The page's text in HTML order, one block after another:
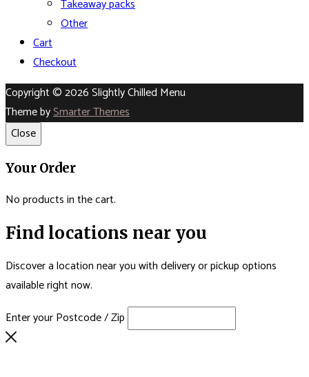
Takeaway packs
Other
Cart
Checkout
Copyright © 2026 Slightly Chilled Menu
Theme bySmarter Themes
Close
Your Order
No products in the cart.
Find locations near you
Discover a location near you with delivery or pickup options
available right now.
Enter your Postcode / Zip